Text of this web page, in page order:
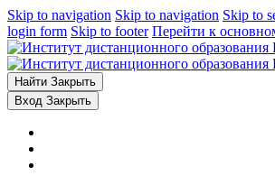
Skip to navigation Skip to navigation Skip to
login form Skip to footer Перейти к
Найти Закрыть
Вход Закрыть